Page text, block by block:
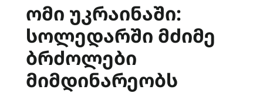
ომი უკრაინაში:
სოლედარში მძიმე
ბრძოლები
მიმდინარეობს